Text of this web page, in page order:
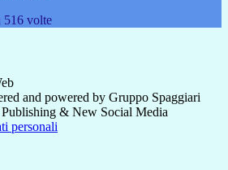
516 volte
and powered by Gruppo Spaggiari
& New Social Media
personali